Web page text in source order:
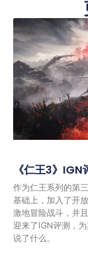
《仁王3》
作为仁王系列的第
基础上，加入了开
激地冒险战斗，并
迎来了IGN评测，
说了什么。